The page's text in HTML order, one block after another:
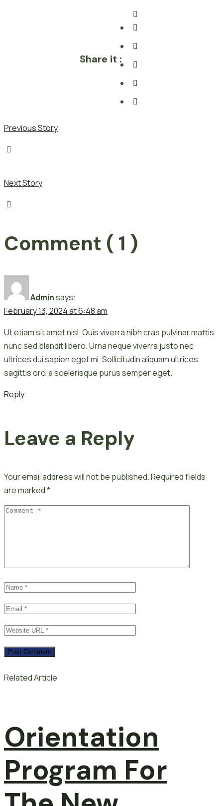
Share it :
Previous Story
Next Story
Comment ( 1 )
Adminsays:
February 13, 2024 at 6:48 am
Ut etiam sit amet nisl. Quis viverra nibh cras pulvinar mattis
nunc sed blandit libero. Urna neque viverra justo nec
ultrices dui sapien eget mi. Sollicitudin aliquam ultrices
sagittis orci a scelerisque purus semper eget.
Reply
Leave a Reply
Your email address will not be published.Required fields
are marked*
Related Article
Orientation
Program For